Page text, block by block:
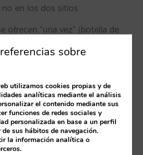
en los dos sitios
ofrecen “una vez” (botella de
estancia”
esta mejor información en el
que tienen tus clientes al
deberían volver a darse
sobre
utilizamos cookies propias y de
analíticas mediante el análisis
el contenido mediante sus
funciones de redes sociales y
personalizada en base a un perfil
sus hábitos de navegación.
la información analítica o